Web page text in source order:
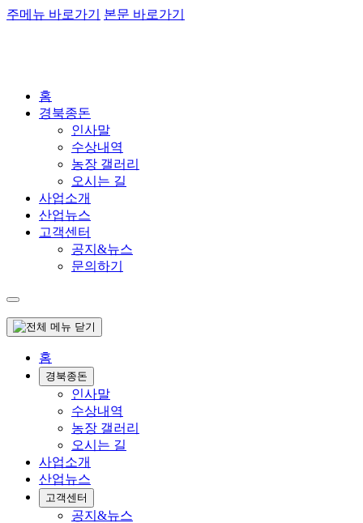
주메뉴 바로가기 본문 바로가기
홈
경북종돈
인사말
수상내역
농장 갤러리
오시는 길
사업소개
산업뉴스
고객센터
공지&뉴스
문의하기
홈
경북종돈
인사말
수상내역
농장 갤러리
오시는 길
사업소개
산업뉴스
고객센터
공지&뉴스